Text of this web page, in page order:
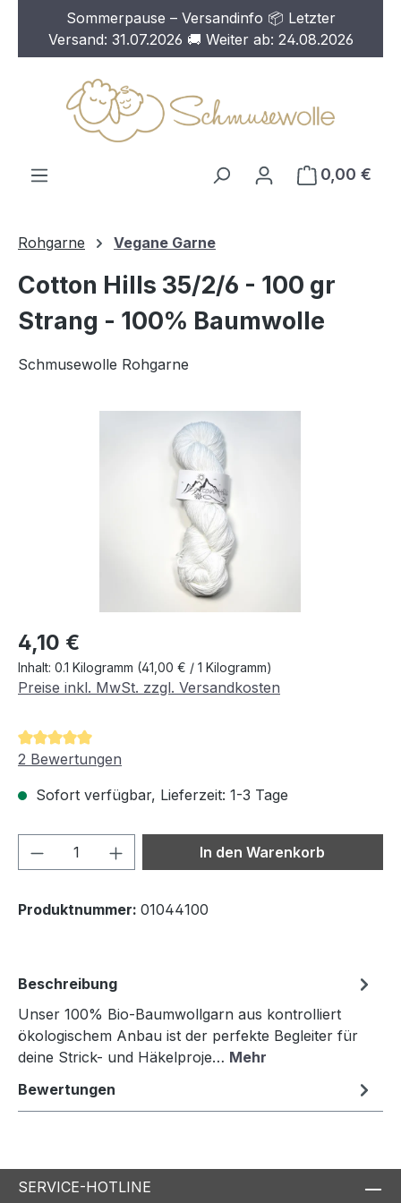
Zum Hauptinhalt springen
Sommerpause – Versandinfo 📦 Letzter
Versand: 31.07.2026 🚚 Weiter ab: 24.08.2026
0,00 €
Rohgarne Vegane Garne
Cotton Hills 35/2/6 - 100 gr
Strang - 100% Baumwolle
Schmusewolle Rohgarne
Bildergalerie überspringen
Regulärer Preis:
4,10 €
Inhalt: 0.1 Kilogramm (41,00 € / 1 Kilogramm)
Preise inkl. MwSt. zzgl. Versandkosten
Durchschnittliche Bewertung von 5 von 5 Sternen
2 Bewertungen
Sofort verfügbar, Lieferzeit: 1-3 Tage
Produkt Anzahl: Gib denIn den Warenkorb
Produktnummer: 01044100
Beschreibung
Unser 100% Bio-Baumwollgarn aus kontrolliert
ökologischem Anbau ist der perfekte Begleiter für
deine Strick- und Häkelproje… Mehr
Bewertungen
SERVICE-HOTLINE